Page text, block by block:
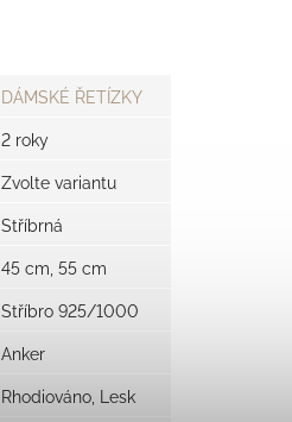
DÁMSKÉ ŘETÍZKY
2 roky
Zvolte variantu
Stříbrná
45 cm, 55 cm
Stříbro 925/1000
Anker
Rhodiováno, Lesk